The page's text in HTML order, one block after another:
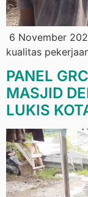
6 November
kualitas
PANEL
MASJID
LUKIS